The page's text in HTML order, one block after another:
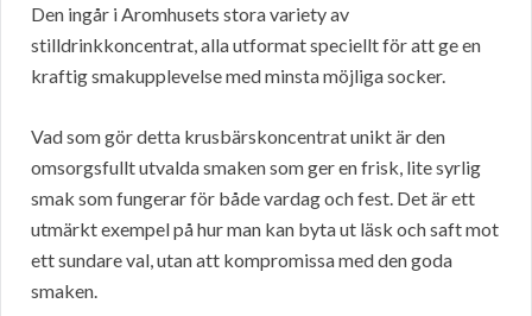
Den ingår i Aromhusets stora variety av
stilldrinkkoncentrat, alla utformat speciellt för att ge en
kraftig smakupplevelse med minsta möjliga socker.
Vad som gör detta krusbärskoncentrat unikt är den
omsorgsfullt utvalda smaken som ger en frisk, lite syrlig
smak som fungerar för både vardag och fest. Det är ett
utmärkt exempel på hur man kan byta ut läsk och saft mot
ett sundare val, utan att kompromissa med den goda
smaken.